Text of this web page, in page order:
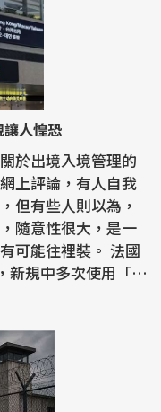
人惶恐
於出境入境管理的
上評論，有人自我
但有些人則以為，
隨意性很大，是一
能往裡裝。 法國
新規中多次使用「可